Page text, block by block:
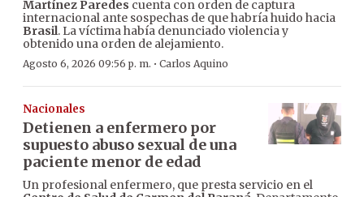
Martínez Paredes cuenta con orden de captura
internacional ante sospechas de que habría huido hacia
Brasil. La víctima había denunciado violencia y
obtenido una orden de alejamiento.
Agosto 6, 2026 09:56 p. m. · Carlos Aquino
Nacionales
Detienen a enfermero por
supuesto abuso sexual de una
paciente menor de edad
Un profesional enfermero, que presta servicio en el